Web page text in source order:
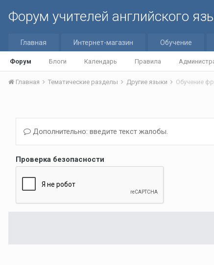
Форум учителей английского
Главная Интернет-магазин Обучение
Форум Блоги Календарь Правила
Главная Тематические разделы Другие языки Обучение
Дополнительно: введите текст жалобы.
Проверка безопасности